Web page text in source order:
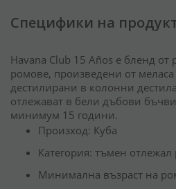
Специфики на
Havana Club 15 Años е бленд от
ромове, произведени от меласа
дестилирани в колонни
отлежават в бели дъбови
минимум 15 години.
Произход: Куба
Категория: тъмен
Минимална възраст на